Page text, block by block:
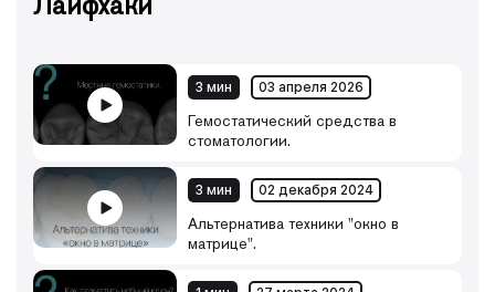
3 мин 03 апреля 2026
Гемостатический средства в
стоматологии.
3 мин 02 декабря 2024
Альтернатива техники "окно в
матрице".